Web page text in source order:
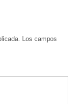
Los campos